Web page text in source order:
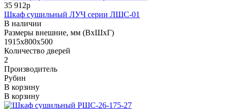
35 912р
Шкаф сушильный ЛУЧ серии ЛШС-01
В наличии
Размеры внешние, мм (ВхШхГ)
1915х800х500
Количество дверей
2
Производитель
Рубин
В корзину
В корзину